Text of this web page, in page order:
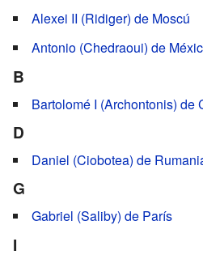
Alexei II (Ridiger) de Moscú
Antonio (Chedraoui) de
B
Bartolomé I (Archontonis) de
D
Daniel (Ciobotea) de
G
Gabriel (Saliby) de París
I